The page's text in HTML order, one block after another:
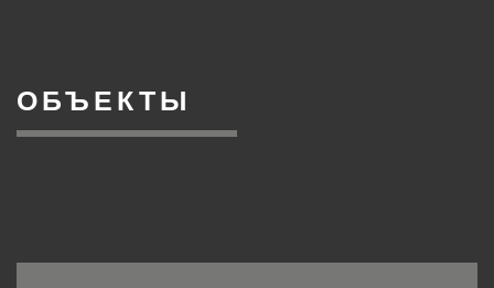
ОБЪЕКТЫ